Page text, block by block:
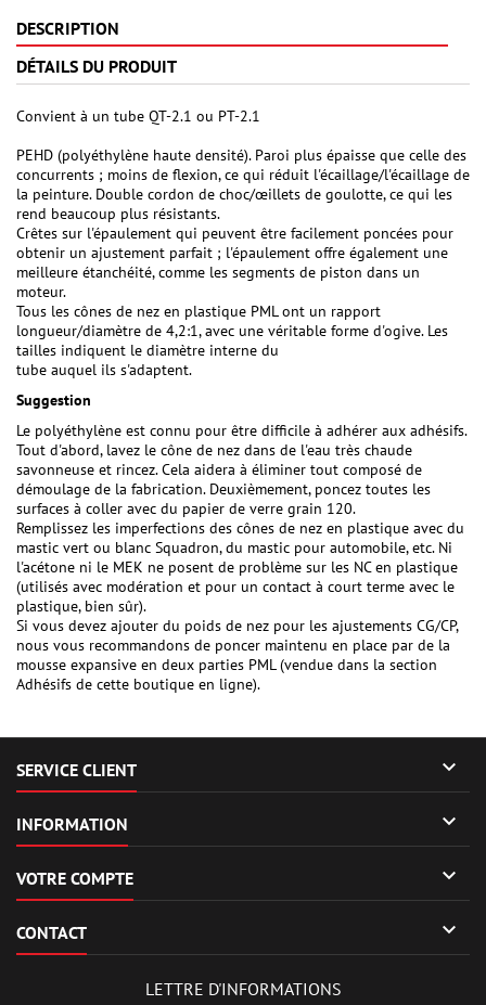
DESCRIPTION
DÉTAILS DU PRODUIT
Convient à un tube QT-2.1 ou PT-2.1
PEHD (polyéthylène haute densité). Paroi plus épaisse que celle des
concurrents ; moins de flexion, ce qui réduit l'écaillage/l'écaillage de
la peinture. Double cordon de choc/œillets de goulotte, ce qui les
rend beaucoup plus résistants.
Crêtes sur l'épaulement qui peuvent être facilement poncées pour
obtenir un ajustement parfait ; l'épaulement offre également une
meilleure étanchéité, comme les segments de piston dans un
moteur.
Tous les cônes de nez en plastique PML ont un rapport
longueur/diamètre de 4,2:1, avec une véritable forme d'ogive. Les
tailles indiquent le diamètre interne du
tube auquel ils s'adaptent.
Suggestion
Le polyéthylène est connu pour être difficile à adhérer aux adhésifs.
Tout d'abord, lavez le cône de nez dans de l'eau très chaude
savonneuse et rincez. Cela aidera à éliminer tout composé de
démoulage de la fabrication. Deuxièmement, poncez toutes les
surfaces à coller avec du papier de verre grain 120.
Remplissez les imperfections des cônes de nez en plastique avec du
mastic vert ou blanc Squadron, du mastic pour automobile, etc. Ni
l'acétone ni le MEK ne posent de problème sur les NC en plastique
(utilisés avec modération et pour un contact à court terme avec le
plastique, bien sûr).
Si vous devez ajouter du poids de nez pour les ajustements CG/CP,
nous vous recommandons de poncer maintenu en place par de la
mousse expansive en deux parties PML (vendue dans la section
Adhésifs de cette boutique en ligne).
SERVICE CLIENT 
INFORMATION 
VOTRE COMPTE 
CONTACT 
LETTRE D'INFORMATIONS